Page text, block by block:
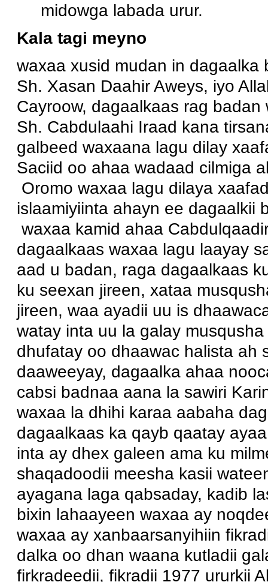
midowga labada urur.
Kala tagi meyno
waxaa xusid mudan in
Sh. Xasan Daahir Aweys, iyo
Cayroow, dagaalkaas rag
Sh. Cabdulaahi Iraad kana
galbeed waxaana lagu dilay
Saciid oo ahaa wadaad cilmiga
Oromo waxaa lagu dilaya
islaamiyiinta ahayn ee dagaalkii
waxaa kamid ahaa
dagaalkaas waxaa lagu laayay
aad u badan, raga dagaalkaas
ku seexan jireen, xataa
jireen, waa ayadii uu is
watay inta uu la galay
dhufatay oo dhaawac halista ah
daaweeyay, dagaalka ahaa
cabsi badnaa aana la sawiri
waxaa la dhihi karaa aabaha
dagaalkaas ka qayb qaatay
inta ay dhex galeen ama ku
shaqadoodii meesha kasii
ayagana laga qabsaday, kadib
bixin lahaayeen waxaa ay
waxaa ay xanbaarsanyihiin
dalka oo dhan waana kutladii
firkradeedii, fikradii 1977 ururkii